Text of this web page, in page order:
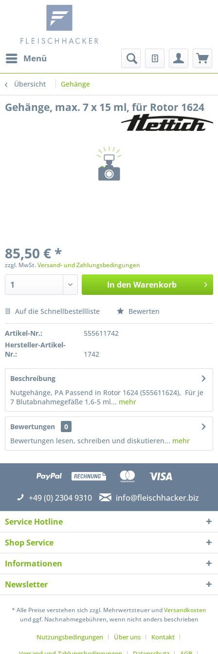
Menü
Übersicht Gehänge
Gehänge, max. 7 x 15 ml, für Rotor 1624
85,50 € *
zzgl. MwSt.Versand- und Zahlungsbedingungen
In den Warenkorb
Preis anfragen
Ich habe die
Mit * gekennzeichnete Felder sind Pflichtfelder.
Auf die Schnellbestellliste Bewerten
Artikel-Nr.:
555611742
Hersteller-Artikel-
Nr.:
1742
Beschreibung
Nutgehänge, PA Passend in Rotor 1624 (555611624), Für je
7 Blutabnahmegefäße 1,6-5 ml... mehr
Bewertungen
0
Bewertungen lesen, schreiben und diskutieren... mehr
+49 (0) 2304 9310 info@fleischhacker.biz
Service Hotline
Shop Service
Informationen
Newsletter
* Alle Preise verstehen sich zzgl. Mehrwertsteuer undVersandkosten
und ggf. Nachnahmegebühren, wenn nicht anders beschrieben
Nutzungsbedingungen Über uns
Kontakt